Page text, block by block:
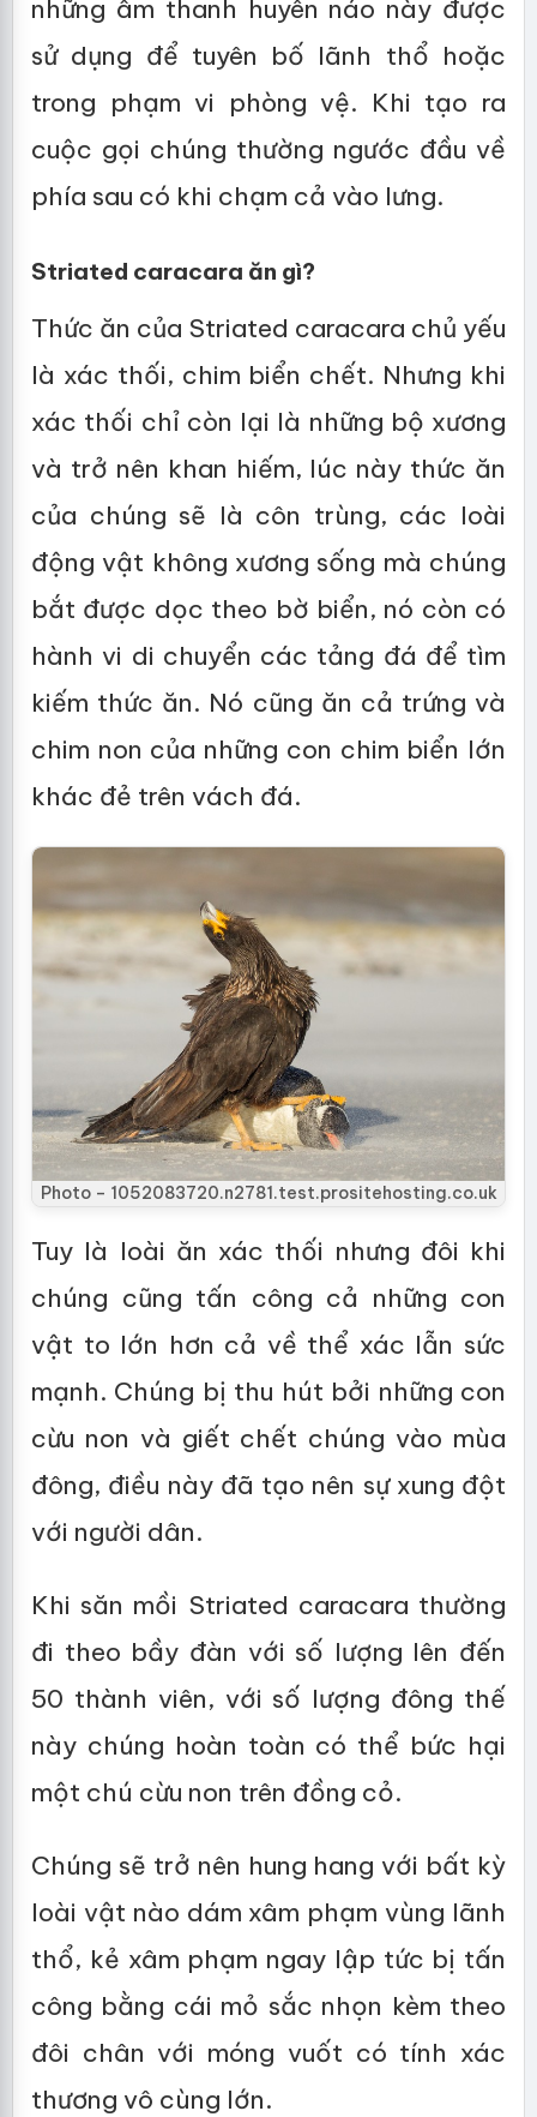
những âm thanh huyên náo này được
sử dụng để tuyên bố lãnh thổ hoặc
trong phạm vi phòng vệ. Khi tạo ra
cuộc gọi chúng thường ngước đầu về
phía sau có khi chạm cả vào lưng.
Striated caracara ăn gì?
Thức ăn của Striated caracara chủ yếu
là xác thối, chim biển chết. Nhưng khi
xác thối chỉ còn lại là những bộ xương
và trở nên khan hiếm, lúc này thức ăn
của chúng sẽ là côn trùng, các loài
động vật không xương sống mà chúng
bắt được dọc theo bờ biển, nó còn có
hành vi di chuyển các tảng đá để tìm
kiếm thức ăn. Nó cũng ăn cả trứng và
chim non của những con chim biển lớn
khác đẻ trên vách đá.
Photo – 1052083720.n2781.test.prositehosting.co.uk
Tuy là loài ăn xác thối nhưng đôi khi
chúng cũng tấn công cả những con
vật to lớn hơn cả về thể xác lẫn sức
mạnh. Chúng bị thu hút bởi những con
cừu non và giết chết chúng vào mùa
đông, điều này đã tạo nên sự xung đột
với người dân.
Khi săn mồi Striated caracara thường
đi theo bầy đàn với số lượng lên đến
50 thành viên, với số lượng đông thế
này chúng hoàn toàn có thể bức hại
một chú cừu non trên đồng cỏ.
Chúng sẽ trở nên hung hang với bất kỳ
loài vật nào dám xâm phạm vùng lãnh
thổ, kẻ xâm phạm ngay lập tức bị tấn
công bằng cái mỏ sắc nhọn kèm theo
đôi chân với móng vuốt có tính xác
thương vô cùng lớn.